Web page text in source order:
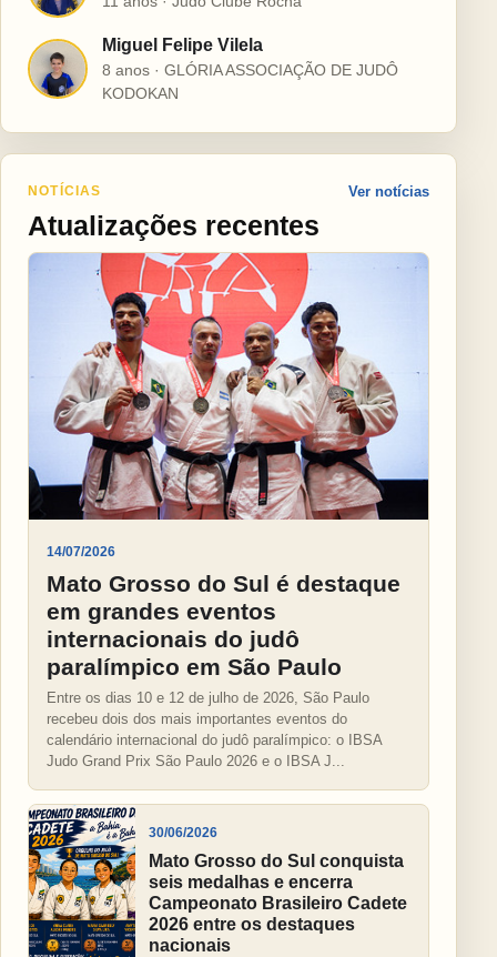
M
Miguel Felipe Vilela
8 anos · GLÓRIA ASSOCIAÇÃO DE JUDÔ
KODOKAN
NOTÍCIAS
Atualizações recentes
Ver notícias
14/07/2026
Mato Grosso do Sul é destaque
em grandes eventos
internacionais do judô
paralímpico em São Paulo
Entre os dias 10 e 12 de julho de 2026, São Paulo
recebeu dois dos mais importantes eventos do
calendário internacional do judô paralímpico: o IBSA
Judo Grand Prix São Paulo 2026 e o IBSA J...
30/06/2026
Mato Grosso do Sul conquista
seis medalhas e encerra
Campeonato Brasileiro Cadete
2026 entre os destaques
nacionais